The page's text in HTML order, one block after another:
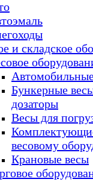
и складское
Бункерные
дозаторы
Весы для
весовому
Крановые весы